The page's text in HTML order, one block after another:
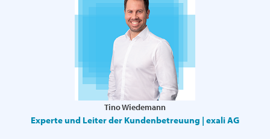
Tino Wiedemann
Experte und Leiter der Kundenbetreuung | exali AG